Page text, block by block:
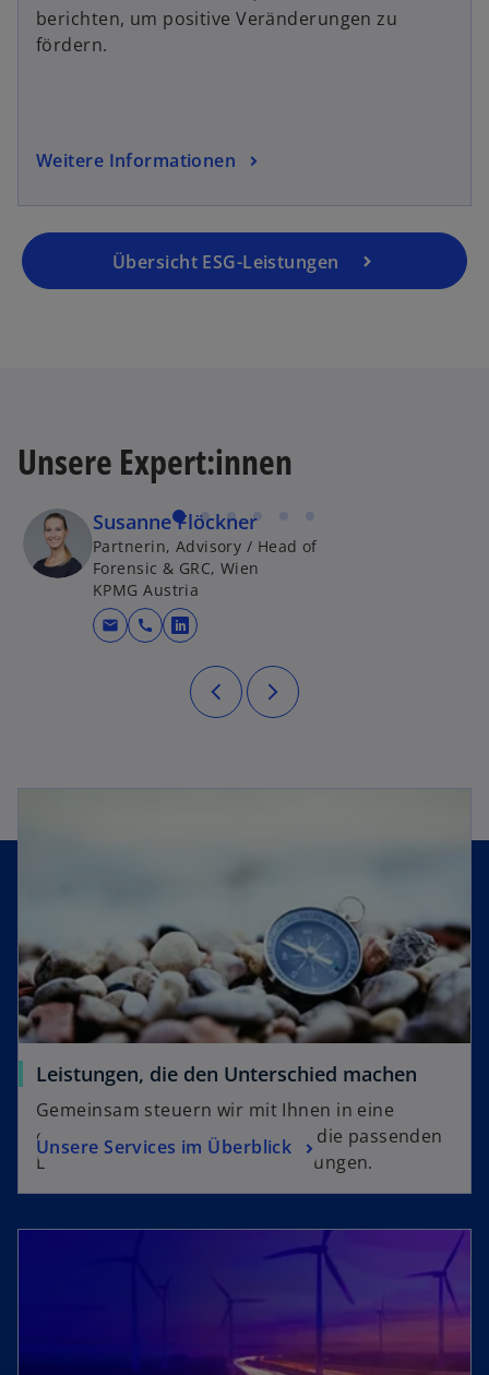
berichten, um positive Veränderungen zu
fördern.
Weitere Informationen
Übersicht ESG-Leistungen
Unsere Expert:innen
Susanne Flöckner
Partnerin, Advisory / Head of
Forensic & GRC, Wien
KPMG Austria
mail call wird in einer neuen Registerkarte
Leistungen, die den Unterschied machen
Gemeinsam steuern wir mit Ihnen in eine
erfolgreiche Zukunft und finden die passenden
Lösungen für Ihre Herausforderungen.
Unsere Services im Überblick